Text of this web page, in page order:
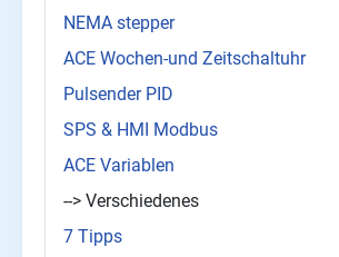
NEMA stepper
ACE Wochen-und Zeitschaltuhr
Pulsender PID
SPS & HMI Modbus
ACE Variablen
--> Verschiedenes
7 Tipps